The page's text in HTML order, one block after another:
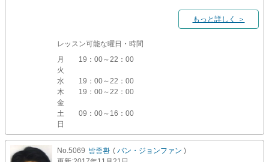
もっと詳しく ＞
レッスン可能な曜日・時間
月
19：00～22：00
火
水
19：00～22：00
木
19：00～22：00
金
土
09：00～16：00
日
No.5069 방종환 ( バン・ジョンファン )